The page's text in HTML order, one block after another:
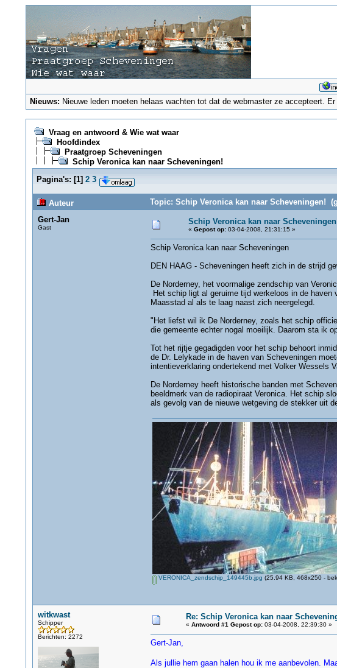
Nieuws: Nieuwe leden moeten helaas wachten tot dat de webmaster ze accepteert.
Vraag en antwoord & Wie wat waar
Hoofdindex
Praatgroep Scheveningen
Schip Veronica kan naar Scheveningen!
Pagina's: [1] 2 3
Auteur
Topic: Schip Veronica kan naar Scheveningen!
Gert-Jan
Gast
Schip Veronica kan naar
« Gepost op:03-04-2008, 21:31:15 »
Schip Veronica kan naar Scheveningen
DEN HAAG - Scheveningen heeft zich in de strijd
De Norderney, het voormalige zendschip van
Het schip ligt al geruime tijd werkeloos in de
Maasstad al als te laag naast zich neergelegd.
"Het liefst wil ik De Norderney, zoals het schip
die gemeente echter nogal moeilijk. Daarom sta ik
Tot het rijtje gegadigden voor het schip behoort
de Dr. Lelykade in de haven van Scheveningen
intentieverklaring ondertekend met Volker Wessels
De Norderney heeft historische banden met
beeldmerk van de radiopiraat Veronica. Het schip
als gevolg van de nieuwe wetgeving de stekker uit
VERONICA_zendschip_149445b.jpg (25.94 KB, 468x250 -
witkwast
Schipper
Berichten: 2272
Re: Schip Veronica kan naar
« Antwoord #1 Gepost op:03-04-2008, 22:39:30 »
Gert-Jan,
Als jullie hem gaan halen hou ik me aanbevolen.